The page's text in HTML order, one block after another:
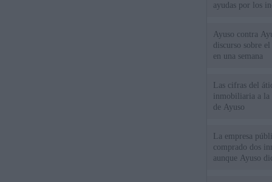
ayudas por los
Ayuso contra
discurso sobre
en una semana
Las cifras del
inmobiliaria a la
de Ayuso
La empresa
comprado dos
aunque Ayuso